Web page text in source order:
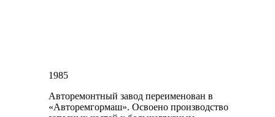
1985
Авторемонтный завод переименован в
«Авторемгормаш». Освоено производство